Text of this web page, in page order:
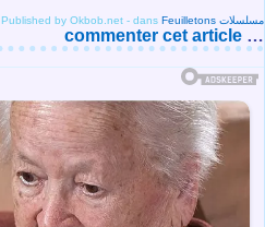
Published by Okbob.net - dans Feuilletons مسلسلات
commenter cet article …